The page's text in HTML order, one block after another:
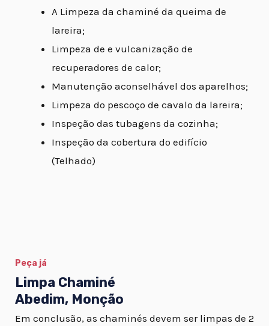
A Limpeza da chaminé da queima de
lareira;
Limpeza de e vulcanização de
recuperadores de calor;
Manutenção aconselhável dos aparelhos;
Limpeza do pescoço de cavalo da lareira;
Inspeção das tubagens da cozinha;
Inspeção da cobertura do edifício
(Telhado)
Peça já
Limpa Chaminé
Abedim, Monção
Em conclusão, as chaminés devem ser limpas de 2